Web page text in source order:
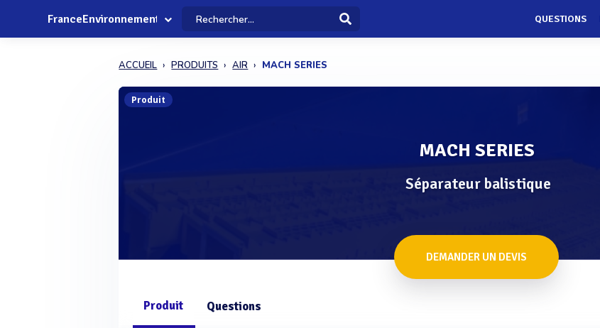
FranceEnvironnement QUESTIONS
ACCUEIL PRODUITS AIR MACH SERIES
Produit
MACH SERIES
Séparateur balistique
DEMANDER UN DEVIS
Produit Questions